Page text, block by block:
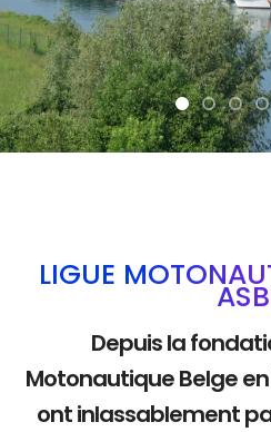
La
LIGUE
Depuis la
Motonautique Belge
ont inlassablement